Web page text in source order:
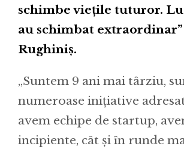
schimbe viețile tuturor.
au schimbat extraordinar”
Rughiniș.
„Suntem 9 ani mai târziu,
numeroase inițiative
avem echipe de startup,
incipiente, cât și în runde